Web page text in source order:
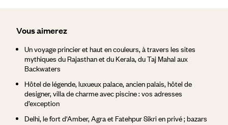
Vous aimerez
Un voyage princier et haut en couleurs, à travers les sites
mythiques du Rajasthan et du Kerala, du Taj Mahal aux
Backwaters
Hôtel de légende, luxueux palace, ancien palais, hôtel de
designer, villa de charme avec piscine : vos adresses
d’exception
Delhi, le fort d'Amber, Agra et Fatehpur Sikri en privé ; bazars